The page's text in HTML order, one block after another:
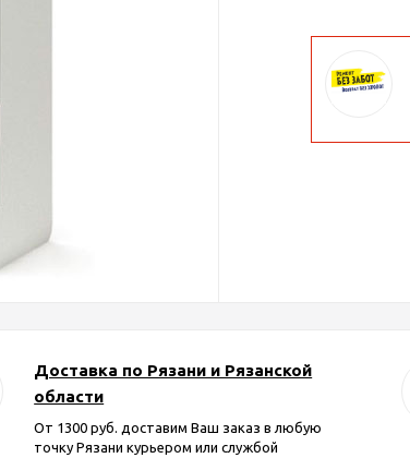
Доставка по Рязани и Рязанской
области
От 1300 руб. доставим Ваш заказ в любую
точку Рязани курьером или службой